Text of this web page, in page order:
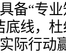
备“专
底线，
际行动